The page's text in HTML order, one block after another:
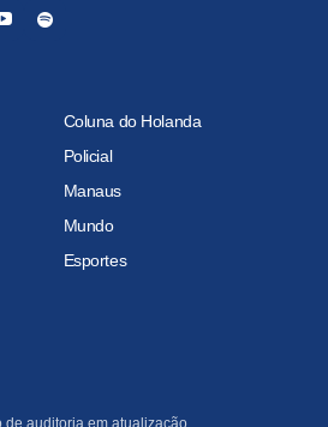
Coluna do Holanda
Policial
Manaus
Mundo
Esportes
de auditoria em atualização